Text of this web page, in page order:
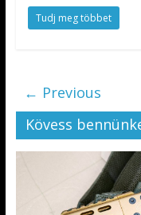
Tudj meg többet
← Previous
Kövess